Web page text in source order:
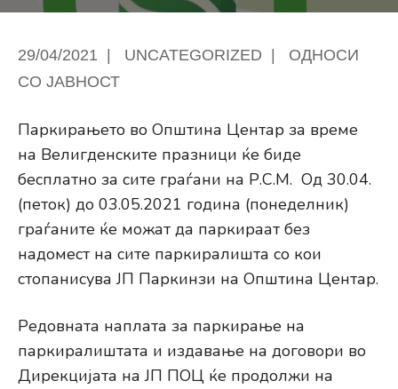
29/04/2021 UNCATEGORIZED
ОДНОСИ
СО ЈАВНОСТ
Паркирањето во Општина Центар за време
на Велигденските празници ќе биде
бесплатно за сите граѓани на Р.С.М. Од 30.04.
(петок) до 03.05.2021 година (понеделник)
граѓаните ќе можат да паркираат без
надомест на сите паркиралишта со кои
стопанисува ЈП Паркинзи на Општина Центар.
Редовната наплата за паркирање на
паркиралиштата и издавање на договори во
Дирекцијата на ЈП ПОЦ ќе продолжи на